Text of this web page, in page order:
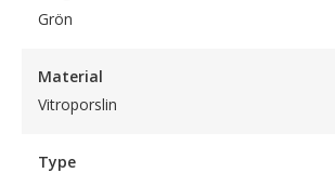
Grön
Material
Vitroporslin
Type